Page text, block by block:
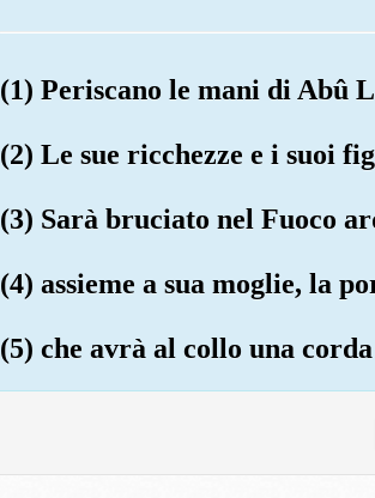
(1) Periscano le mani di Abû
(2) Le sue ricchezze e i suoi
(3) Sarà bruciato nel Fuoco
(4) assieme a sua moglie, la
(5) che avrà al collo una